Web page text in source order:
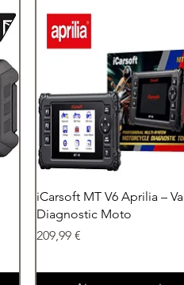
Aperçu rapide
iCarsoft MT V6 Aprilia –
Diagnostic Moto
Prix
209,99 €